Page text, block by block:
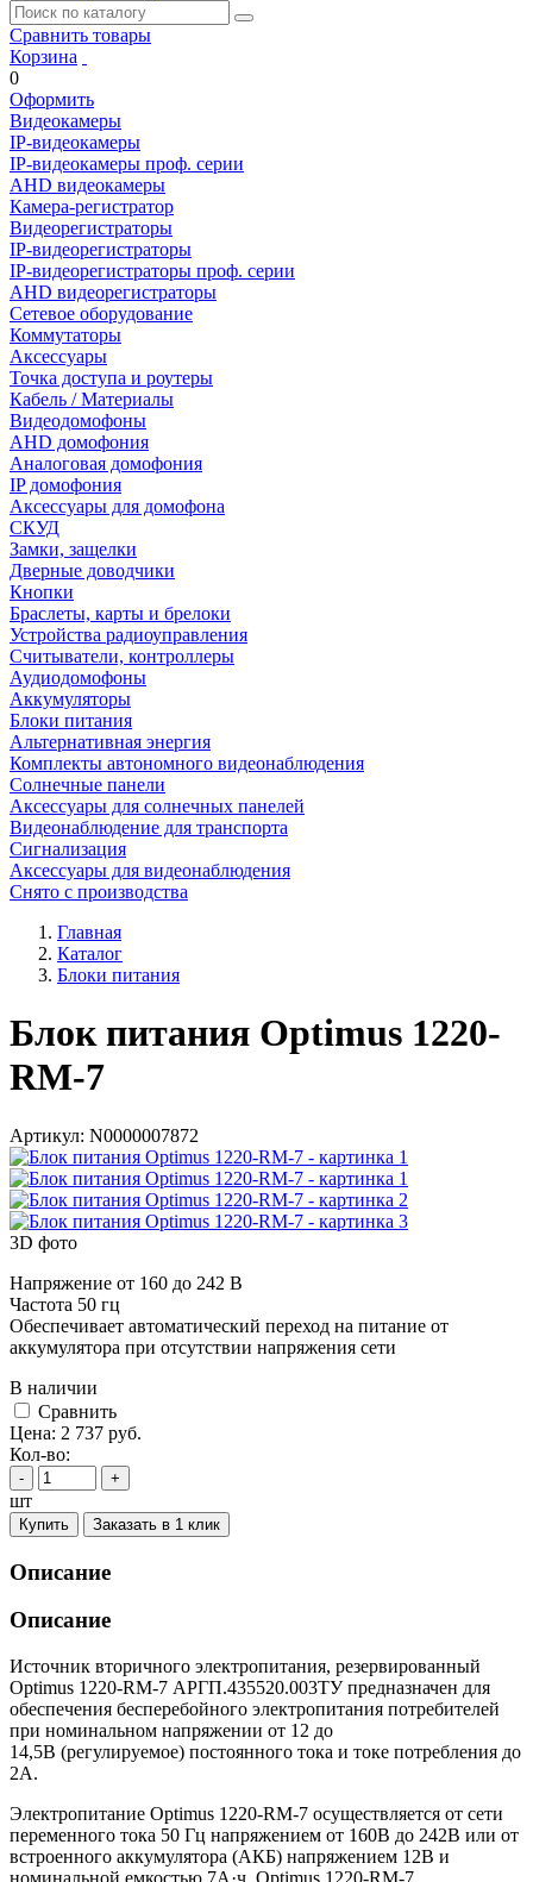
Сравнить товары
Корзина
0
Оформить
Видеокамеры
IP-видеокамеры
IP-видеокамеры проф. серии
AHD видеокамеры
Камера-регистратор
Видеорегистраторы
IP-видеорегистраторы
IP-видеорегистраторы проф. серии
AHD видеорегистраторы
Сетевое оборудование
Коммутаторы
Аксессуары
Точка доступа и роутеры
Кабель / Материалы
Видеодомофоны
AHD домофония
Аналоговая домофония
IP домофония
Аксессуары для домофона
СКУД
Замки, защелки
Дверные доводчики
Кнопки
Браслеты, карты и брелоки
Устройства радиоуправления
Считыватели, контроллеры
Аудиодомофоны
Аккумуляторы
Блоки питания
Альтернативная энергия
Комплекты автономного видеонаблюдения
Солнечные панели
Аксессуары для солнечных панелей
Видеонаблюдение для транспорта
Сигнализация
Аксессуары для видеонаблюдения
Снято с производства
Главная
Каталог
Блоки питания
Блок питания Optimus 1220-
RM-7
Артикул: N0000007872
3D фото
Напряжение от 160 до 242 В
Частота 50 гц
Обеспечивает автоматический переход на питание от
аккумулятора при отсутствии напряжения сети
В наличии
Cравнить
Цена: 2 737 руб.
Кол-во:
- +
шт
Купить Заказать в 1 клик
Описание
Описание
Источник вторичного электропитания, резервированный
Optimus 1220-RM-7 АРГП.435520.003ТУ предназначен для
обеспечения бесперебойного электропитания потребителей
при номинальном напряжении от 12 до
14,5В (регулируемое) постоянного тока и токе потребления до
2А.
Электропитание Optimus 1220-RM-7 осуществляется от сети
переменного тока 50 Гц напряжением от 160В до 242В или от
встроенного аккумулятора (АКБ) напряжением 12В и
номинальной емкостью 7А·ч. Optimus 1220-RM-7